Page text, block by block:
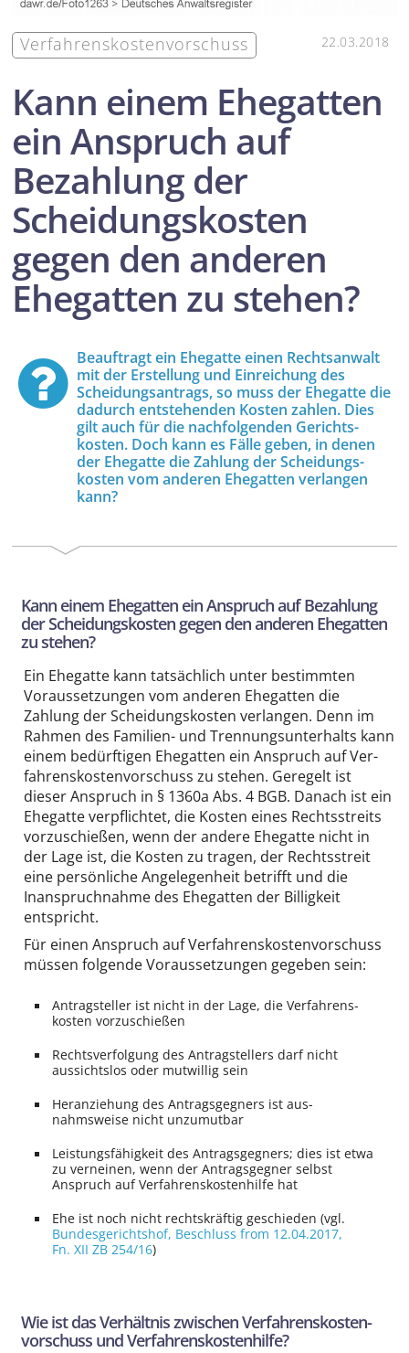
Ver­fahrens­kosten­vorschuss 22.03.2018
Kann einem Ehegatten
ein Anspruch auf
Bezahlung der
Scheidungs­kosten
gegen den anderen
Ehegatten zu stehen?
Beauftragt ein Ehegatte einen Rechtsanwalt
mit der Erstellung und Einreichung des
Scheidungs­antrags, so muss der Ehegatte die
dadurch entstehenden Kosten zahlen. Dies
gilt auch für die nachfolgenden Gerichts­
kosten. Doch kann es Fälle geben, in denen
der Ehegatte die Zahlung der Scheidungs­
kosten vom anderen Ehegatten verlangen
kann?
Kann einem Ehegatten ein Anspruch auf Bezahlung
der Scheidungs­kosten gegen den anderen Ehegatten
zu stehen?
Ein Ehegatte kann tatsächlich unter bestimmten
Voraus­setzungen vom anderen Ehegatten die
Zahlung der Scheidungs­kosten verlangen. Denn im
Rahmen des Familien- und Trennungs­unterhalts kann
einem bedürftigen Ehegatten ein Anspruch auf Ver­
fahrens­kosten­vorschuss zu stehen. Geregelt ist
dieser Anspruch in § 1360a Abs. 4 BGB. Danach ist ein
Ehegatte verpflichtet, die Kosten eines Rechts­streits
vor­zuschießen, wenn der andere Ehegatte nicht in
der Lage ist, die Kosten zu tragen, der Rechts­streit
eine persönliche Angelegenheit betrifft und die
Inanspruch­nahme des Ehegatten der Billigkeit
entspricht.
Für einen Anspruch auf Ver­fahrens­kosten­vorschuss
müssen folgende Voraus­setzungen gegeben sein:
Antragsteller ist nicht in der Lage, die Verfahrens­
kosten vor­zuschießen
Rechts­verfolgung des Antrag­stellers darf nicht
aussichtslos oder mutwillig sein
Heran­ziehung des Antrags­gegners ist aus­
nahmsweise nicht unzumutbar
Leistungs­fähigkeit des Antrags­gegners; dies ist etwa
zu verneinen, wenn der Antrags­gegner selbst
Anspruch auf Verfahrens­kostenhilfe hat
Ehe ist noch nicht rechts­kräftig geschieden (vgl.
Bundesgerichtshof, Beschluss from 12.04.2017,
Fn. XII ZB 254/16)
Wie ist das Verhältnis zwischen Ver­fahrens­kosten­
vorschuss und Verfahrens­kostenhilfe?